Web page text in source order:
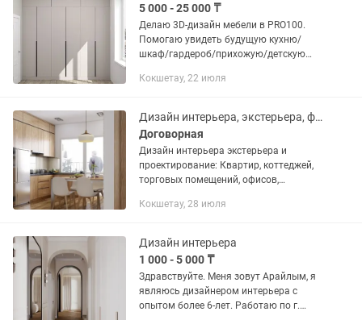
5 000 - 25 000 ₸
Делаю 3D-дизайн мебели в PRO100.
Помогаю увидеть будущую кухню/
шкаф/гардероб/прихожую/детскую
Быстро, с учётом ваших размеров и
Кокшетау, 22 июля
Дизайн интерьера, экстерьера, фасада, перепланировка.3Д — визуализация.
Договорная
Дизайн интерьера экстерьера и
проектирование: Квартир, коттеджей,
торговых помещений, офисов,
ресторанов, кафе, баров, и. Пр От
Кокшетау, 28 июля
Дизайн интерьера
1 000 - 5 000 ₸
Здравствуйте. Меня зовут Арайлым, я
являюсь дизайнером интерьера с
опытом более 6-лет. Работаю по г.